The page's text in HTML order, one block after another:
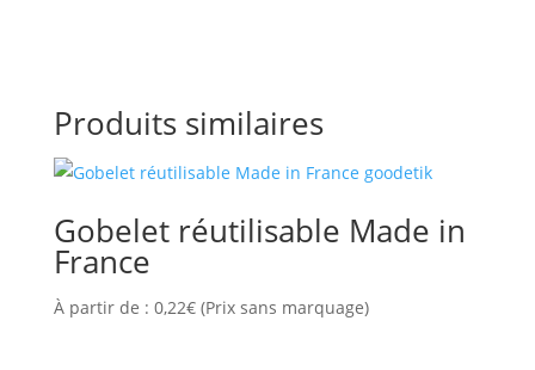
Produits similaires
Gobelet réutilisable Made in
France
À partir de : 0,22€(Prix sans marquage)